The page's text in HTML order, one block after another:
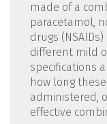
made of a
paracetamol,
drugs
different mild
specifications
how long
administered,
effective